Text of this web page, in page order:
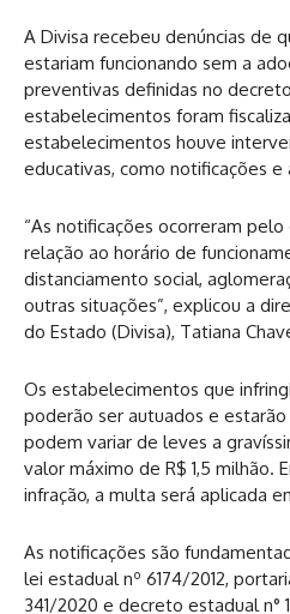
A Divisa recebeu denúncias de
estariam funcionando sem a
preventivas definidas no
estabelecimentos foram
estabelecimentos houve
educativas, como notificações e
“As notificações ocorreram
relação ao horário de
distanciamento social,
outras situações”, explicou a
do Estado (Divisa), Tatiana
Os estabelecimentos que
poderão ser autuados e
podem variar de leves a
valor máximo de R$ 1,5 milhão.
infração, a multa será aplicada
As notificações são
lei estadual nº 6174/2012,
341/2020 e decreto estadual n°